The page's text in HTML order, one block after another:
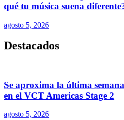
qué tu música suena
agosto 5, 2026
Destacados
Se aproxima la última
en el VCT Americas Stage 2
agosto 5, 2026